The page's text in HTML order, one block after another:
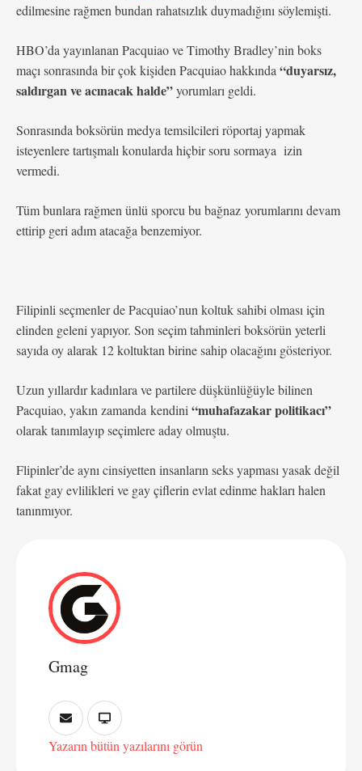
edilmesine rağmen bundan rahatsızlık duymadığını söylemişti.
HBO’da yayınlanan Pacquiao ve Timothy Bradley’nin boks
maçı sonrasında bir çok kişiden Pacquiao hakkında “duyarsız,
saldırgan ve acınacak halde”yorumları geldi.
Sonrasında boksörün medya temsilcileri röportaj yapmak
isteyenlere tartışmalı konularda hiçbir soru sormaya izin
vermedi.
Tüm bunlara rağmen ünlü sporcu bu bağnaz yorumlarını devam
ettirip geri adım atacağa benzemiyor.
Filipinli seçmenler de Pacquiao’nun koltuk sahibi olması için
elinden geleni yapıyor. Son seçim tahminleri boksörün yeterli
sayıda oy alarak 12 koltuktan birine sahip olacağını gösteriyor.
Uzun yıllardır kadınlara ve partilere düşkünlüğüyle bilinen
Pacquiao, yakın zamanda kendini “muhafazakar politikacı”
olarak tanımlayıp seçimlere aday olmuştu.
Flipinler’de aynı cinsiyetten insanların seks yapması yasak değil
fakat gay evlilikleri ve gay çiflerin evlat edinme hakları halen
tanınmıyor.
Gmag
Yazarın bütün yazılarını görün